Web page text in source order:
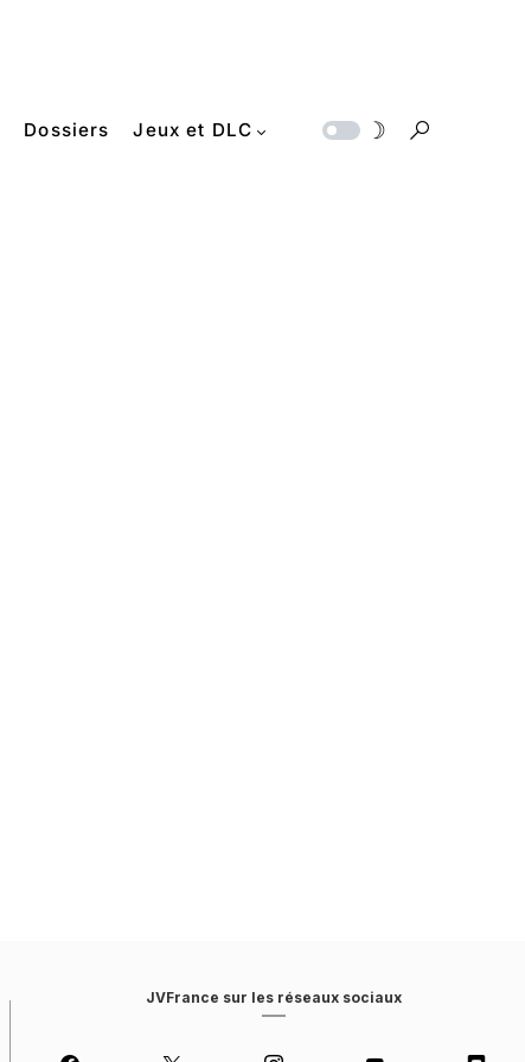
Dossiers Jeux et DLC
JVFrance sur les réseaux sociaux